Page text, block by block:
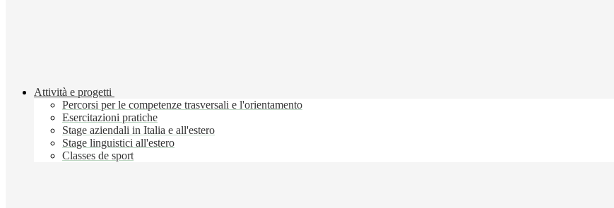
Attività e progetti
Percorsi per le competenze trasversali e l'orientamento
Esercitazioni pratiche
Stage aziendali in Italia e all'estero
Stage linguistici all'estero
Classes de sport